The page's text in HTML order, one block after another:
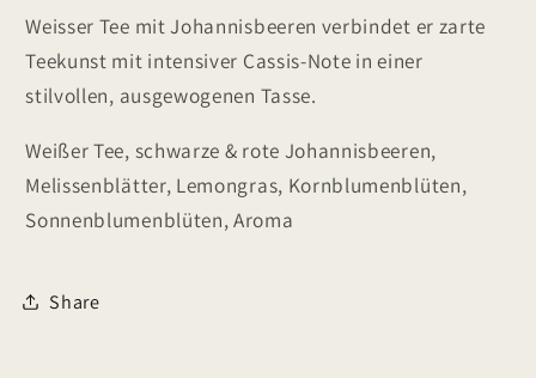
Weisser Tee mit Johannisbeeren verbindet er zarte
Teekunst mit intensiver Cassis-Note in einer
stilvollen, ausgewogenen Tasse.
Weißer Tee, schwarze & rote Johannisbeeren,
Melissenblätter, Lemongras, Kornblumenblüten,
Sonnenblumenblüten, Aroma
Share